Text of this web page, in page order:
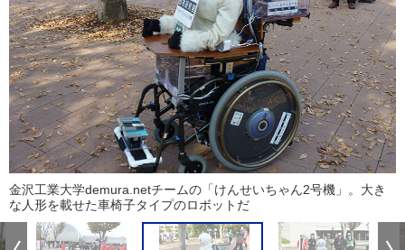
金沢工業大学demura.netチームの「けんせいちゃん2号機」。大き
な人形を載せた車椅子タイプのロボットだ